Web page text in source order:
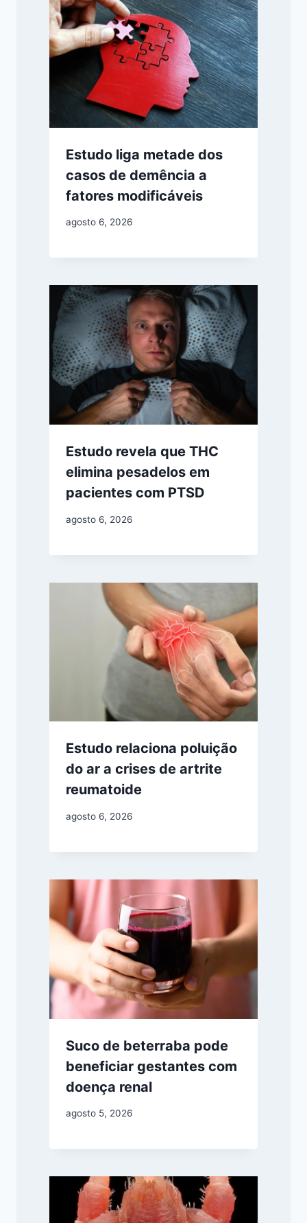
Estudo liga metade dos
casos de demência a
fatores modificáveis
agosto 6, 2026
Estudo revela que THC
elimina pesadelos em
pacientes com PTSD
agosto 6, 2026
Estudo relaciona poluição
do ar a crises de artrite
reumatoide
agosto 6, 2026
Suco de beterraba pode
beneficiar gestantes com
doença renal
agosto 5, 2026